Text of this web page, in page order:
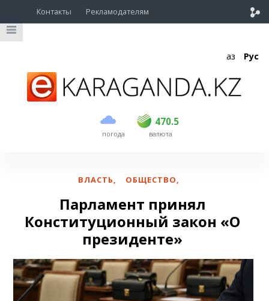
Контакты Рекламодателям
Қаз Рус
погода
470.5
USD 468.5 470.5
EUR валюта
ВЛАСТЬ, ОБЩЕСТВО,
Парламент принял
Конституционный закон «О
президенте»